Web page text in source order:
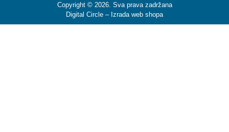
Copyright © 2026. Sva prava zadržana
Digital Circle – Izrada web shopa